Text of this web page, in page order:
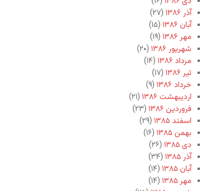
آذر ۱۳۸۶
(۲۷)
آبان ۱۳۸۶
(۱۵)
مهر ۱۳۸۶
(۱۹)
شهریور ۱۳۸۶
(۲۰)
مرداد ۱۳۸۶
(۱۴)
تیر ۱۳۸۶
(۱۷)
خرداد ۱۳۸۶
(۹)
اردیبهشت ۱۳۸۶
(۲۱)
فروردین ۱۳۸۶
(۲۳)
اسفند ۱۳۸۵
(۲۹)
بهمن ۱۳۸۵
(۱۶)
دی ۱۳۸۵
(۲۶)
آذر ۱۳۸۵
(۳۴)
آبان ۱۳۸۵
(۱۴)
مهر ۱۳۸۵
(۱۴)